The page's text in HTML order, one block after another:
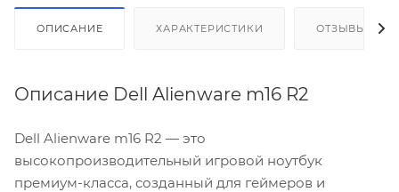
ОПИСАНИЕ ХАРАКТЕРИСТИКИ ОТЗЫВЫ
Описание Dell Alienware m16 R2
Dell Alienware m16 R2 — это
высокопроизводительный игровой ноутбук
премиум-класса, созданный для геймеров и